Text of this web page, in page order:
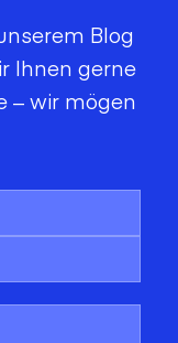
Blog
Ihnen gerne
– wir mögen